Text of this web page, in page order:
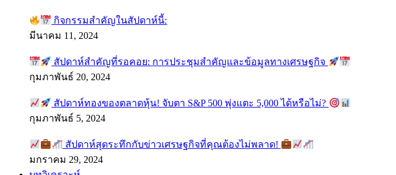
กิจกรรมสำคัญในสัปดาห์นี้:
มีนาคม 11, 2024
สัปดาห์สำคัญที่รอคอย: การประชุมสำคัญและข้อมูลทางเศรษฐกิจ
กุมภาพันธ์ 20, 2024
สัปดาห์ทองของตลาดหุ้น! จับตา S&P 500 พุ่งแตะ 5,000 ได้หรือไม่?
กุมภาพันธ์ 5, 2024
สัปดาห์สุดระทึกกับข่าวเศรษฐกิจที่คุณต้องไม่พลาด!
มกราคม 29, 2024